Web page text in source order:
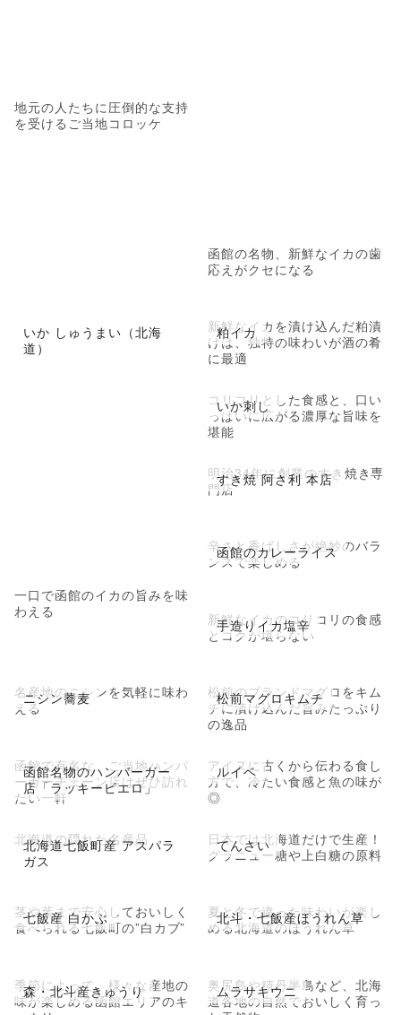
地元の人たちに圧倒的な支持
を受けるご当地コロッケ
函館の名物、新鮮なイカの歯
応えがクセになる
いか しゅうまい（北海
道）
一口で函館のイカの旨みを味
わえる
粕イカ
新鮮なイカを漬け込んだ粕漬
けは、独特の味わいが酒の肴
に最適
いか刺し
コリコリとした食感と、口い
っぱいに広がる濃厚な旨味を
堪能
すき焼 阿さ利 本店
明治34年に創業のすき焼き専
門店
函館のカレーライス
辛さと香ばしさが絶妙のバラ
ンスで楽しめる
手造りイカ塩辛
新鮮なイカのコリコリの食感
とコクが堪らない
ニシン蕎麦
名産地のニシンを気軽に味わ
える
松前マグロキムチ
松前のブランドマグロをキム
チに漬け込んだ旨みたっぷり
の逸品
函館名物のハンバーガー
店「ラッキーピエロ」
函館で有名な、ご当地ハンバ
ーガーチェーン店はぜひ訪れ
たい一軒
ルイベ
アイヌに古くから伝わる食し
方で、冷たい食感と魚の味が
◎
北海道七飯町産 アスパラ
ガス
北海道の隠れた名産品 てんさい
日本では北海道だけで生産！
グラニュー糖や上白糖の原料
七飯産 白かぶ
茎や葉まで安心しておいしく
食べられる七飯町の”白カブ”
北斗・七飯産ほうれん草
夏と冬で違った味わいが楽し
める北海道のほうれん草
森・北斗産きゅうり
季節によって、様々な産地の
味が楽しめる函館エリアのキ
ムラサキウニ
奥尻島や積丹半島など、北海
道各地の自然でおいしく育っ